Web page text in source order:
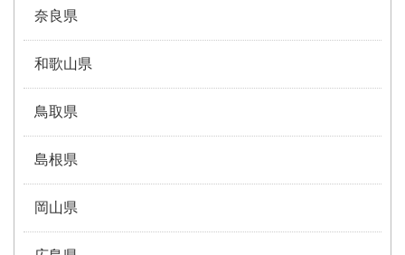
奈良県
和歌山県
鳥取県
島根県
岡山県